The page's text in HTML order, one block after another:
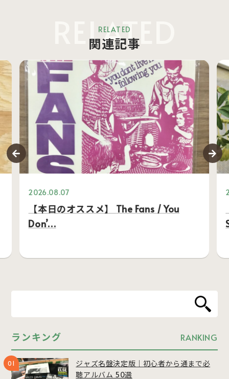
RELATED
RELATED
関連記事
2026.08.07
【本日のオススメ】 The Fans / You
Don’…
ランキング RANKING
ジャズ名盤決定版｜初心者から通まで必
聴アルバム 50選